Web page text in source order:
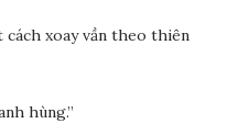
cách xoay vần theo thiên
hùng.”